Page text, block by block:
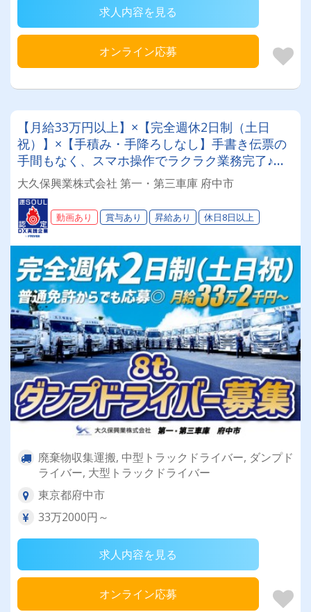
求人内容を見る
オンライン応募
【月給33万円以上】×【完全週休2日制（土日
祝）】×【手積み・手降ろしなし】手書き伝票の
手間もなく、スマホ操作でラクラク業務完了♪＜
全額会社負担の資格取得支援制度あり！未経験か
らプロへ！＞専属車両！【8tダンプドライバー】
大久保興業株式会社 第一・第三車庫 府中市
動画あり 賞与あり 昇給あり 休日8日以上
廃棄物収集運搬, 中型トラックドライバー, ダンプド
ライバー, 大型トラックドライバー
東京都府中市
33万2000円～
求人内容を見る
オンライン応募